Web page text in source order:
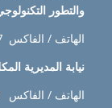
والتطور
الهاتف / الفاكس 37 00 38 24 (+213)
نيابة المديرية
الهاتف / الفاكس 01 02 38 24 (+213)